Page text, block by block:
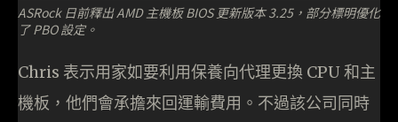
ASRock 日前釋出 AMD 主機板 BIOS 更新版本 3.25，部分標明優化
了 PBO 設定。
Chris 表示用家如要利用保養向代理更換 CPU 和主
機板，他們會承擔來回運輸費用。不過該公司同時